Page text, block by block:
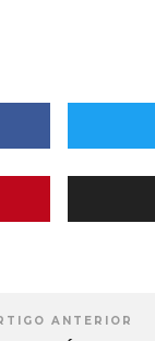
ANTERIOR